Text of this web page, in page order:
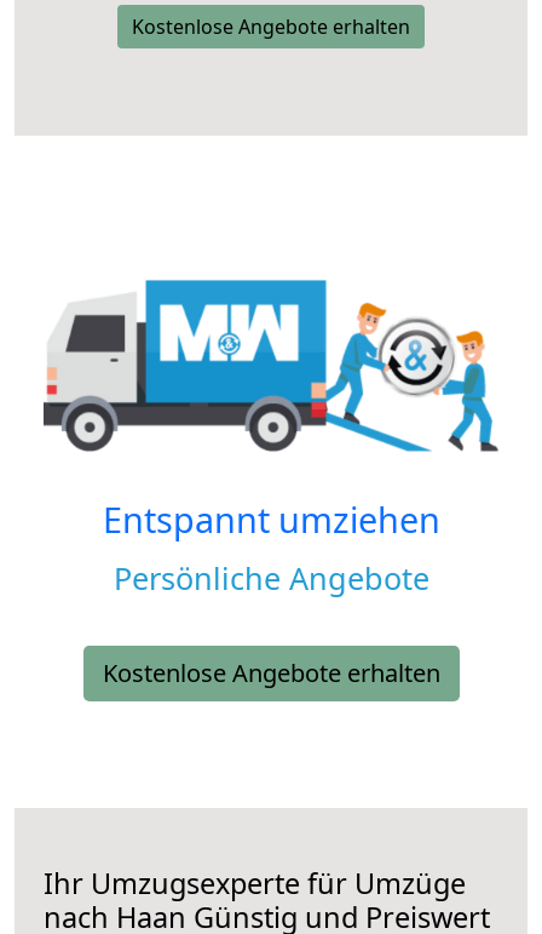
Kostenlose Angebote erhalten
Entspannt umziehen
Persönliche Angebote
Kostenlose Angebote erhalten
Ihr Umzugsexperte für Umzüge
nach Haan Günstig und Preiswert